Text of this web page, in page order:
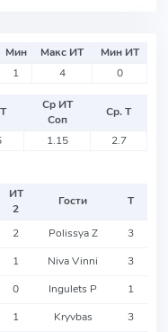
Мин Макс ИТ
Мин ИТ
1 4 0
Ср ИТ
Соп
Ср. Т
1.15 2.7
ИТ
2
Гости Т
2 Polissya Z 3
1 Niva Vinni 3
0 Ingulets P 1
1 Kryvbas 3